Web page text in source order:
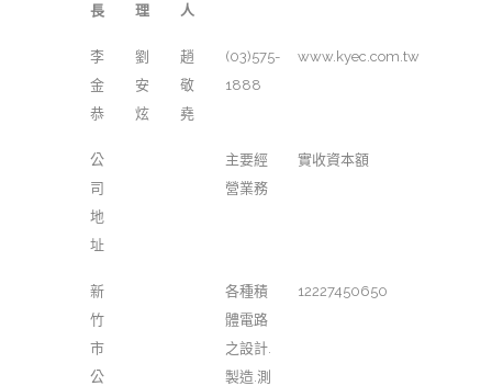
長
理
人
李
金
恭
劉
安
炫
趙
敬
堯
(03)575-
1888
www.kyec.com.tw
公
司
地
址
主要經
營業務
實收資本額
新
竹
市
公
各種積
體電路
之設計.
製造.測
12227450650